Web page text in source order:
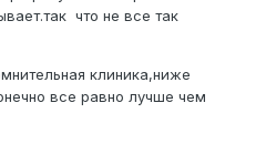
страшно после операции,
И сверху может и не 5к
результат, и может
нужно, может этот
что не все так
клиника,ниже
все равно лучше чем